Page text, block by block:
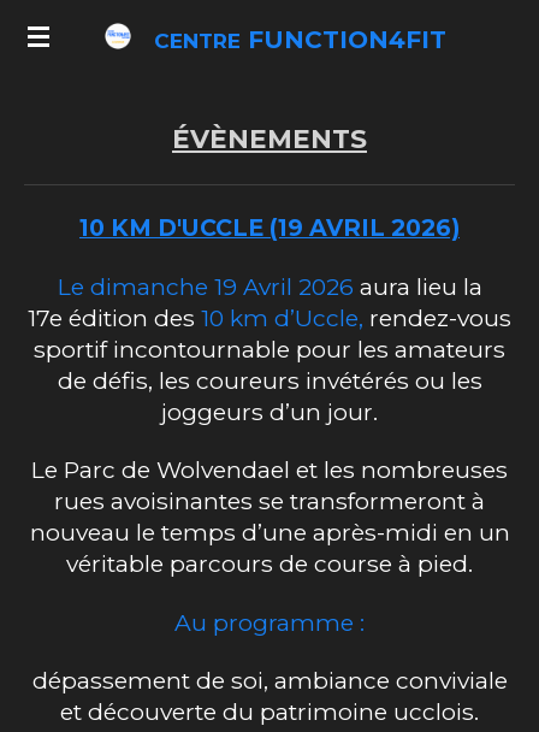
Passer
CENTRE FUNCTION4FIT
ÉVÈNEMENTS
10 KM D'UCCLE (19 AVRIL 2026)
Le dimanche 19 Avril 2026 aura lieu la
17e édition des 10 km d’Uccle, rendez-vous
sportif incontournable pour les amateurs
de défis, les coureurs invétérés ou les
joggeurs d’un jour.
Le Parc de Wolvendael et les nombreuses
rues avoisinantes se transformeront à
nouveau le temps d’une après-midi en un
véritable parcours de course à pied.
Au programme :
dépassement de soi, ambiance conviviale
et découverte du patrimoine ucclois.